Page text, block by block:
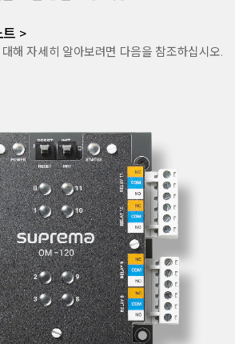
트 >
해 자세히 알아보려면 다음을 참조하십시오.